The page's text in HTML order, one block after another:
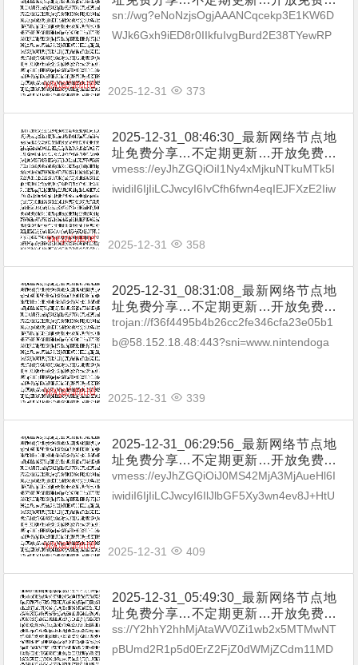
享（网络免费节点香港|日本|韩国|新加
坡|台湾|马来西亚|…
sn://wg?eNoNzjsOgjAAANCqcekp3E1KW6D
WJk6Gxh9iED8r0IIkfuIvgBurd2E38TYewRP
2025-12-31 373
2025-12-31_08:46:30_最新网络节点地
址免费分享…不定期更新…开放免费分
享（网络免费节点香港|日本|韩国|新加
坡|台湾|马来西亚|…
vmess://eyJhZGQiOiI1Ny4xMjkuNTkuMTk5I
iwidiI6IjIiLCJwcyI6IvCfh6fwn4eqIEJFXzE2Iiw
2025-12-31 358
2025-12-31_08:31:08_最新网络节点地
址免费分享…不定期更新…开放免费分
享（网络免费节点香港|日本|韩国|新加
坡|台湾|马来西亚|…
trojan://f36f4495b4b26cc2fe346cfa23e05b1
b@58.152.18.48:443?sni=www.nintendoga
2025-12-31 339
2025-12-31_06:29:56_最新网络节点地
址免费分享…不定期更新…开放免费分
享（网络免费节点香港|日本|韩国|新加
坡|台湾|马来西亚|…
vmess://eyJhZGQiOiJ0MS42MjA3MjAueHl6I
iwidiI6IjIiLCJwcyI6IlJlbGF5Xy3wn4ev8J+HtU
2025-12-31 409
2025-12-31_05:49:30_最新网络节点地
址免费分享…不定期更新…开放免费分
享（网络免费节点香港|日本|韩国|新加
坡|台湾|马来西亚|…
ss://Y2hhY2hhMjAtaWV0Zi1wb2x5MTMwNT
pBUmd2R1p5d0ErZ2FjZ0dWMjZCdm11MD